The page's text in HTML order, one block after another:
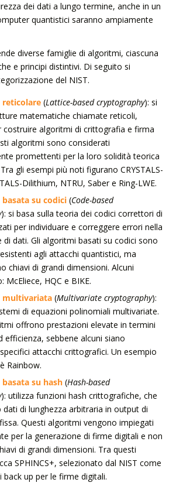
dei dati a lungo termine, anche in un
quantistici saranno ampiamente
diverse famiglie di algoritmi, ciascuna
e principi distintivi. Di seguito si
del NIST.
(Lattice-based cryptography): si
matematiche chiamate reticoli,
costruire algoritmi di crittografia e firma
algoritmi sono considerati
promettenti per la loro solidità teorica
gli esempi più noti figurano CRYSTALS-
Dilithium, NTRU, Saber e Ring-LWE.
su codici(Code-based
): si basa sulla teoria dei codici correttori di
per individuare e correggere errori nella
di dati. Gli algoritmi basati su codici sono
agli attacchi quantistici, ma
chiavi di grandi dimensioni. Alcuni
McEliece, HQC e BIKE.
(Multivariate cryptography):
di equazioni polinomiali multivariate.
offrono prestazioni elevate in termini
efficienza, sebbene alcuni siano
attacchi crittografici. Un esempio
Rainbow.
su hash(Hash-based
): utilizza funzioni hash crittografiche, che
di lunghezza arbitraria in output di
Questi algoritmi vengono impiegati
per la generazione di firme digitali e non
di grandi dimensioni. Tra questi
SPHINCS+, selezionato dal NIST come
back up per le firme digitali.